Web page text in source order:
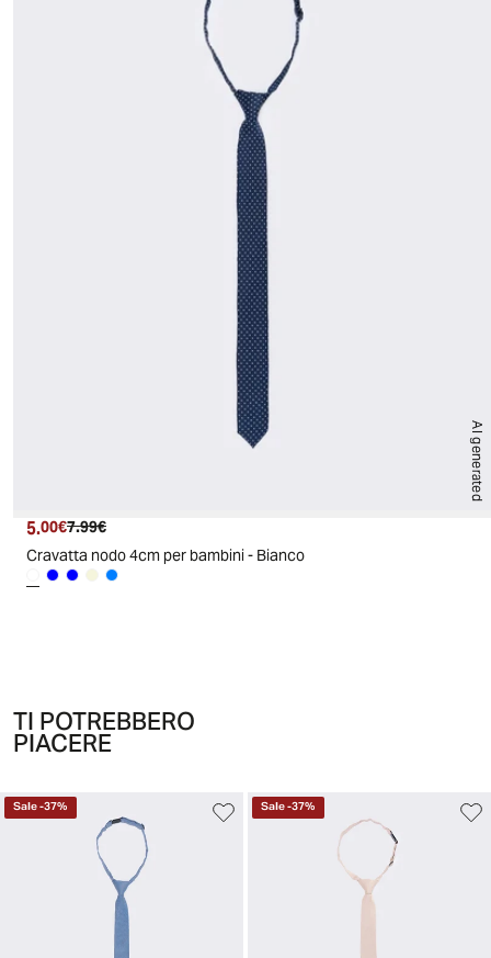
AI generated
Prezzo attuale
5.00€ Prezzo originale
7.99€
Cravatta nodo 4cm per bambini - Bianco
TI POTREBBERO
PIACERE
Sale-37% Sale-37%